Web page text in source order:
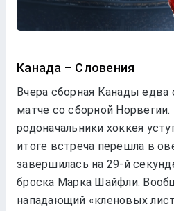
Канада – Словения
Вчера сборная Канады едва
матче со сборной
родоначальники хоккея
итоге встреча перешла в
завершилась на 29-й
броска Марка Шайфли.
нападающий «кленовых